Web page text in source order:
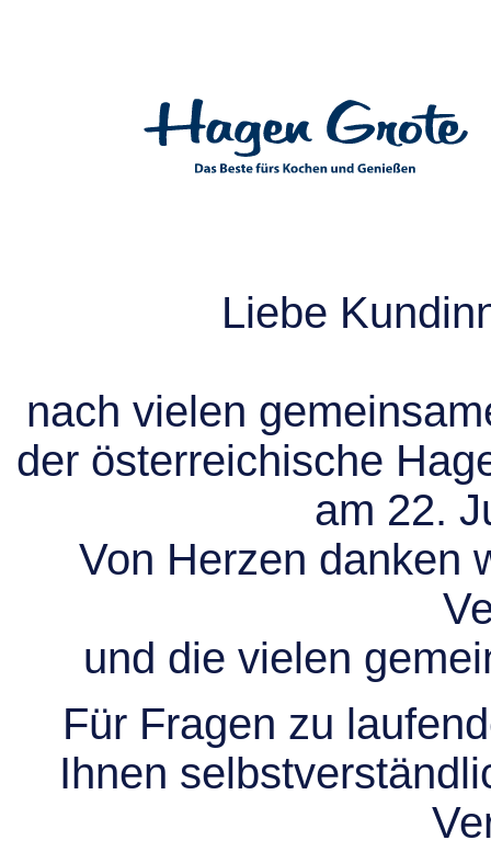
Liebe
nach vielen
der österreichische
am 22.
Von Herzen danken
und die vielen
Für Fragen zu
Ihnen